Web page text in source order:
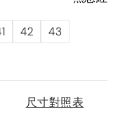
42
43
尺寸對照表